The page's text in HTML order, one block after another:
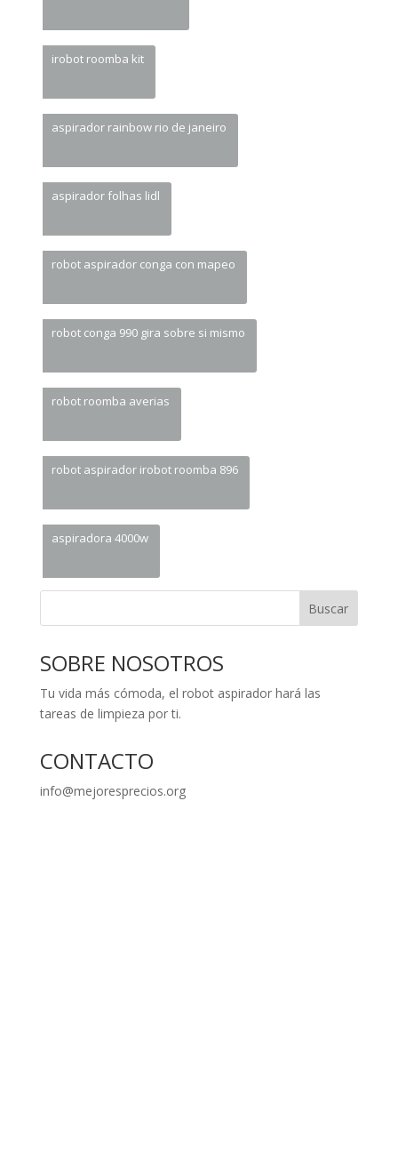
irobot roomba kit
aspirador rainbow rio de janeiro
aspirador folhas lidl
robot aspirador conga con mapeo
robot conga 990 gira sobre si mismo
robot roomba averias
robot aspirador irobot roomba 896
aspiradora 4000w
Buscar
SOBRE NOSOTROS
Tu vida más cómoda, el robot aspirador hará las
tareas de limpieza por ti.
CONTACTO
info@mejoresprecios.org